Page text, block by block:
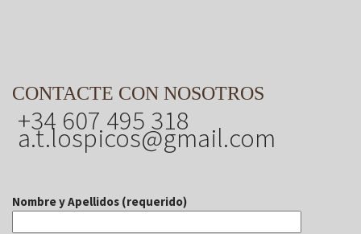
CONTACTE CON NOSOTROS
+34 607 495 318
a.t.lospicos@gmail.com
Nombre y Apellidos (requerido)